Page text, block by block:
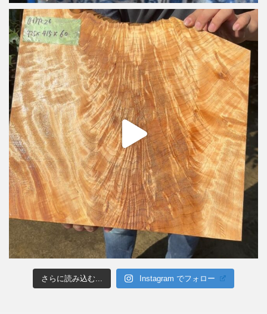
さらに読み込む... Instagram でフォロー